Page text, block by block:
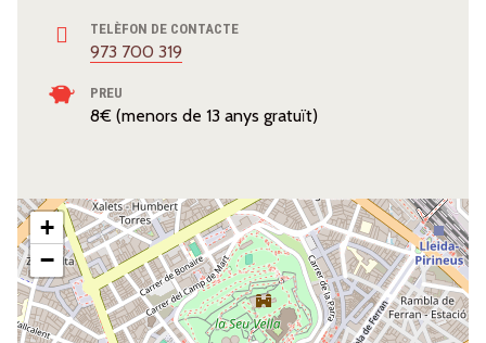
TELÈFON DE CONTACTE
973 700 319
PREU
8€ (menors de 13 anys gratuït)
+
−